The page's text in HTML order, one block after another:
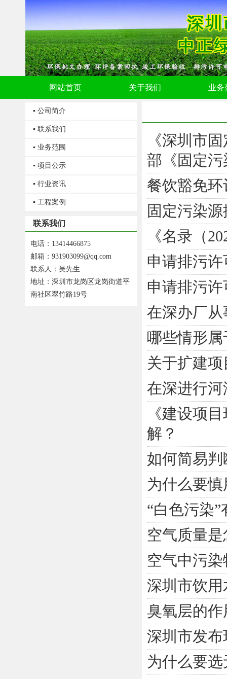
网站首页 关于我们 业务
▪ 公司简介
▪ 联系我们
▪ 业务范围
▪ 项目公示
▪ 行业资讯
▪ 工程案例
联系我们
电话：13414466875
邮箱：931903099@qq.com
联系人：吴先生
地址：深圳市龙岗区龙岗街道平
南社区翠竹路19号
《深圳市
部《固定
餐饮豁免
固定污染
《名录（
申请排污
申请排污
在深办厂
哪些情形
关于扩建
在深进行
《建设项
解？
如何简易
为什么要
“白色污染
空气质量
空气中污
深圳市饮
臭氧层的
深圳市发
为什么要